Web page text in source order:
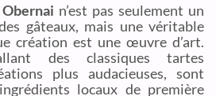
n’est pas seulement un
gâteaux, mais une véritable
création est une œuvre d’art.
des classiques tartes
plus audacieuses, sont
locaux de première